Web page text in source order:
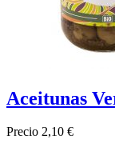
Aceitunas
Precio 2,10 €